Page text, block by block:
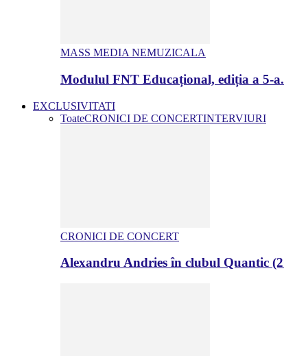
MASS MEDIA NEMUZICALA
Modulul FNT Educațional, ediția a 5-
EXCLUSIVITATI
ToateCRONICI DE CONCERTINTERVIURI
CRONICI DE CONCERT
Alexandru Andries în clubul Quantic